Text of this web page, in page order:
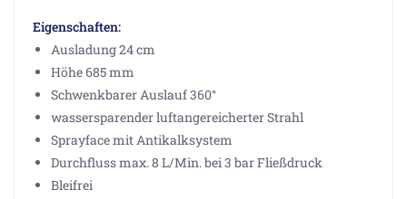
Eigenschaften:
Ausladung 24 cm
Höhe 685 mm
Schwenkbarer Auslauf 360°
wassersparender luftangereicherter Strahl
Sprayface mit Antikalksystem
Durchfluss max. 8 L/Min. bei 3 bar Fließdruck
Bleifrei